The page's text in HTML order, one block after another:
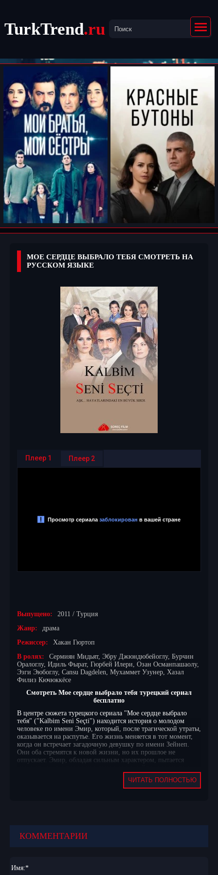
TurkTrend.ru
МОЕ СЕРДЦЕ ВЫБРАЛО ТЕБЯ СМОТРЕТЬ НА
РУССКОМ ЯЗЫКЕ
Плеер 1 Плеер 2
Выпущено:
2011 / Турция
Жанр:
драма
Режиссер:
Хакан Гюртоп
В ролях:
Сермиян Мидьят, Эбру Джюндюбейоглу, Бурчин
Оралоглу, Идиль Фырат, Гюрбей Илери, Озан Османпашаолу,
Эзги Эюбоглу, Cansu Dagdelen, Мухаммет Узунер, Хазал
Филиз Кючюккёсе
Смотреть Мое сердце выбрало тебя турецкий сериал
бесплатно
В центре сюжета турецкого сериала "Мое сердце выбрало
тебя" ("Kalbim Seni Seçti") находится история о молодом
человеке по имени Эмир, который, после трагической утраты,
оказывается на распутье. Его жизнь меняется в тот момент,
когда он встречает загадочную девушку по имени Зейнеп.
Они оба стремятся к новой жизни, но их прошлое не
отпускает. Эмир, обладая сильным характером, пытается
мире, но встреча с Зейнеп открывает в нем новые чувства и
желания, которые он не мог себе позволить раньше.
Эмир и Зейнеп вынуждены столкнуться с предательством,
неожиданных поворотов судьбы, где каждое решение может
ЧИТАТЬ ПОЛНОСТЬЮ
КОММЕНТАРИИ
Имя:*